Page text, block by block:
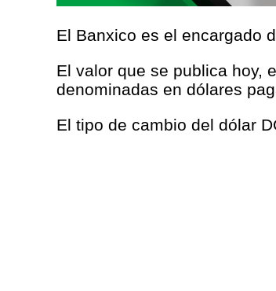
El Banxico es el encargado
El valor que se publica hoy,
denominadas en dólares
El tipo de cambio del dólar